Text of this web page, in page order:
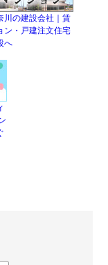
川の建設会社｜賃
ン・戸建注文住宅
へ